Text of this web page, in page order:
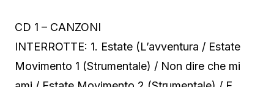
CD 1 – CANZONI
INTERROTTE: 1. Estate (L’avventura / Estate
Movimento 1 (Strumentale) / Non dire che mi